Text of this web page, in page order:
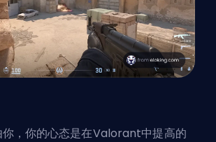
你，你的心态是在Valorant中提高的